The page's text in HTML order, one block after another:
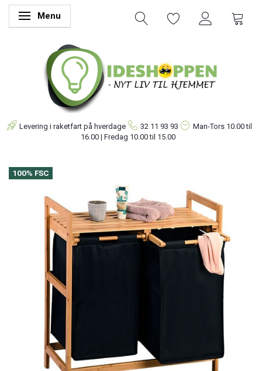
Skifte navigation
Menu
Levering i raketfart på hverdage 32 11 93 93 Man-Tors 10.00 til
16.00 | Fredag 10.00 til 15.00
100% FSC